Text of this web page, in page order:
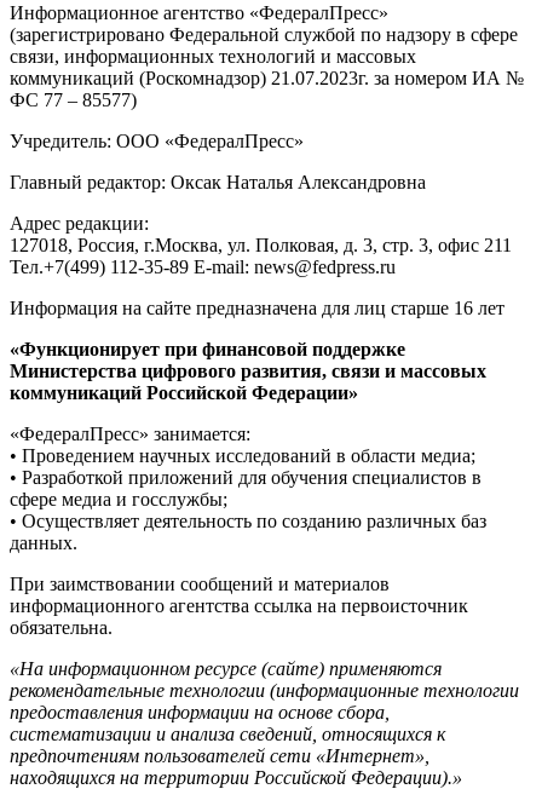
Информационное агентство «ФедералПресс»
(зарегистрировано Федеральной службой по надзору в сфере
связи, информационных технологий и массовых
коммуникаций (Роскомнадзор) 21.07.2023г. за номером ИА №
ФС 77 – 85577)
Учредитель: ООО «ФедералПресс»
Главный редактор: Оксак Наталья Александровна
Адрес редакции:
127018, Россия, г.Москва, ул. Полковая, д. 3, стр. 3, офис 211
Тел.+7(499) 112-35-89 E-mail: news@fedpress.ru
Информация на сайте предназначена для лиц старше 16 лет
«Функционирует при финансовой поддержке
Министерства цифрового развития, связи и массовых
коммуникаций Российской Федерации»
«ФедералПресс» занимается:
• Проведением научных исследований в области медиа;
• Разработкой приложений для обучения специалистов в
сфере медиа и госслужбы;
• Осуществляет деятельность по созданию различных баз
данных.
При заимствовании сообщений и материалов
информационного агентства ссылка на первоисточник
обязательна.
«На информационном ресурсе (сайте) применяются
рекомендательные технологии (информационные технологии
предоставления информации на основе сбора,
систематизации и анализа сведений, относящихся к
предпочтениям пользователей сети «Интернет»,
находящихся на территории Российской Федерации).»